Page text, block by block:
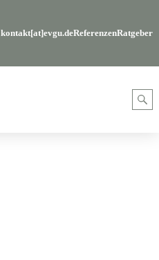
kontakt[at]evgu.deReferenzenRatgeber